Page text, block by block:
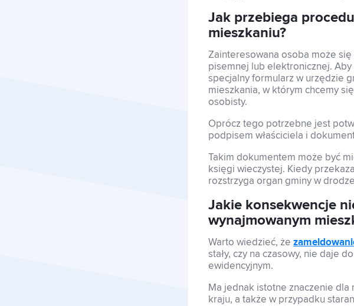
Jak przebiega
mieszkaniu?
Zainteresowana osoba może
pisemnej lub elektronicznej.
specjalny formularz w urzędzie
mieszkania, w którym chcemy
osobisty.
Oprócz tego potrzebne jest
podpisem właściciela i
Takim dokumentem może być
księgi wieczystej. Kiedy
rozstrzyga organ gminy w
Jakie konsekwencje
wynajmowanym
Warto wiedzieć, że
stały, czy na czasowy, nie daje
ewidencyjnym.
Ma jednak istotne znaczenie dla
kraju, a także w przypadku